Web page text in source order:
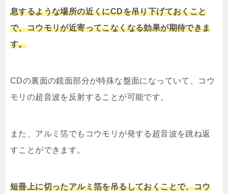
息するような場所の近くにCDを吊り下げておくこと
で、コウモリが近寄ってこなくなる効果が期待できま
す。
CDの裏面の鏡面部分が特殊な盤面になっていて、コウ
モリの超音波を反射することが可能です。
また、アルミ箔でもコウモリが発する超音波を跳ね返
すことができます。
短冊上に切ったアルミ箔を吊るしておくことで、コウ